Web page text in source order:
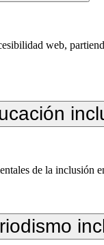
web,
de la inclusión